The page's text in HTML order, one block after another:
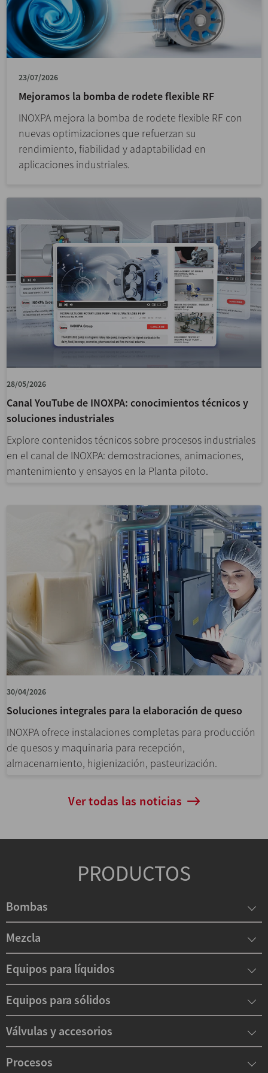
23/07/2026
Mejoramos la bomba de rodete flexible RF
INOXPA mejora la bomba de rodete flexible RF con
nuevas optimizaciones que refuerzan su
rendimiento, fiabilidad y adaptabilidad en
aplicaciones industriales.
28/05/2026
Canal YouTube de INOXPA: conocimientos técnicos y
soluciones industriales
Explore contenidos técnicos sobre procesos industriales
en el canal de INOXPA: demostraciones, animaciones,
mantenimiento y ensayos en la Planta piloto.
30/04/2026
Soluciones integrales para la elaboración de queso
INOXPA ofrece instalaciones completas para producción
de quesos y maquinaria para recepción,
almacenamiento, higienización, pasteurización.
Ver todas las noticias
PRODUCTOS
Bombas
Mezcla
Equipos para líquidos
Equipos para sólidos
Válvulas y accesorios
Procesos